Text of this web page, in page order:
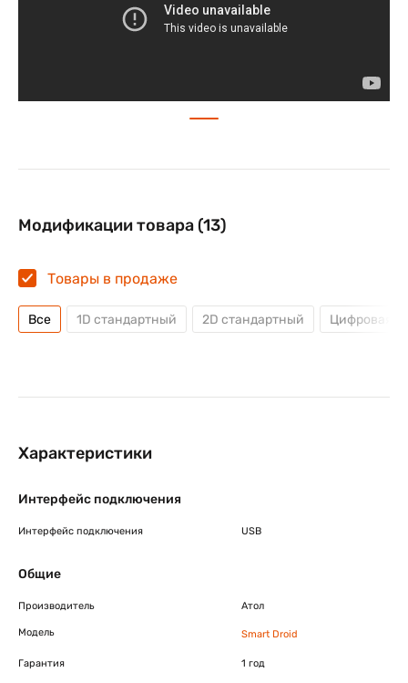
Модификации товара (13)
Товары в продаже
Все 1D стандартный 2D стандартный Цифровая
Характеристики
Интерфейс подключения
Интерфейс подключения USB
Общие
Производитель Атол
Модель Smart Droid
Гарантия 1 год